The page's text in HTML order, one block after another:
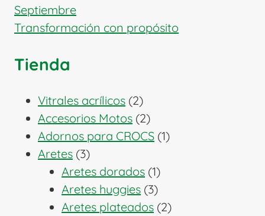
Septiembre
Transformación con propósito
Tienda
Vitrales acrílicos 22
productos
Accesorios Motos 22
productos
Adornos para CROCS 11
Aretes 33
productos
Aretes dorados 11
producto
Aretes huggies 33
productos
Aretes plateados 22